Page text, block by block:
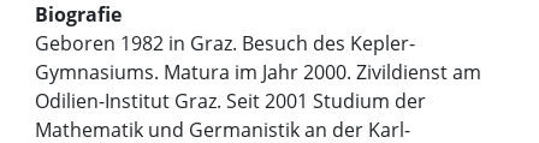
Biografie
Geboren 1982 in Graz. Besuch des Kepler-
Gymnasiums. Matura im Jahr 2000. Zivildienst am
Odilien-Institut Graz. Seit 2001 Studium der
Mathematik und Germanistik an der Karl-